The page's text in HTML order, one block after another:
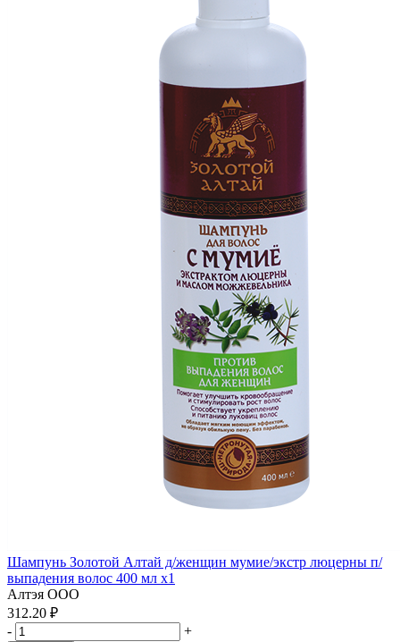
Шампунь Золотой Алтай д/женщин мумие/экстр люцерны п/
выпадения волос 400 мл x1
Алтэя ООО
312.20 ₽
-
+